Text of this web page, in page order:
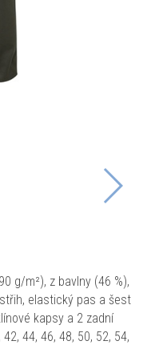
g/m²), z bavlny (46 %),
elastický pas a šest
kapsy a 2 zadní
44, 46, 48, 50, 52, 54,